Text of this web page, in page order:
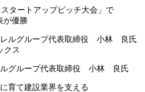
タートアップピッチ大会」で
が優勝
クス
ルグループ代表取締役 小林 良氏
育て建設業界を支える